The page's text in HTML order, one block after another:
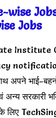
wise
e Jobs
Institute
अपने भाई-
सरकारी
लिए